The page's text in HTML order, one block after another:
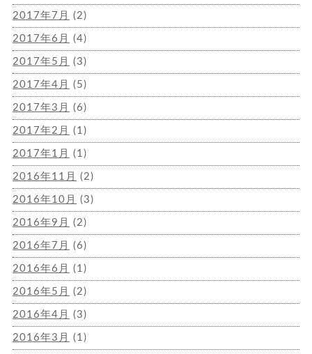
2017年7月 (2)
2017年6月 (4)
2017年5月 (3)
2017年4月 (5)
2017年3月 (6)
2017年2月 (1)
2017年1月 (1)
2016年11月 (2)
2016年10月 (3)
2016年9月 (2)
2016年7月 (6)
2016年6月 (1)
2016年5月 (2)
2016年4月 (3)
2016年3月 (1)